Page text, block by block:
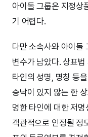
아이돌 그룹은 지정상
기 어렵다.
다만 소속사와 아이돌
변수가 남았다. 상표
타인의 성명, 명칭 등
승낙이 있지 않는 한
명한 타인에 대한 저
객관적으로 인정될 정